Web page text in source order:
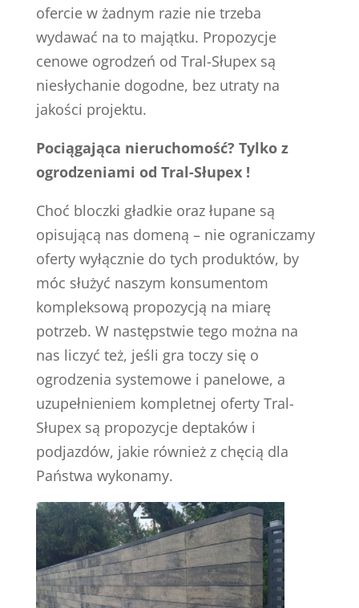
ofercie w żadnym razie nie trzeba
wydawać na to majątku. Propozycje
cenowe ogrodzeń od Tral-Słupex są
niesłychanie dogodne, bez utraty na
jakości projektu.
Pociągająca nieruchomość? Tylko z
ogrodzeniami od Tral-Słupex !
Choć bloczki gładkie oraz łupane są
opisującą nas domeną – nie ograniczamy
oferty wyłącznie do tych produktów, by
móc służyć naszym konsumentom
kompleksową propozycją na miarę
potrzeb. W następstwie tego można na
nas liczyć też, jeśli gra toczy się o
ogrodzenia systemowe i panelowe, a
uzupełnieniem kompletnej oferty Tral-
Słupex są propozycje deptaków i
podjazdów, jakie również z chęcią dla
Państwa wykonamy.